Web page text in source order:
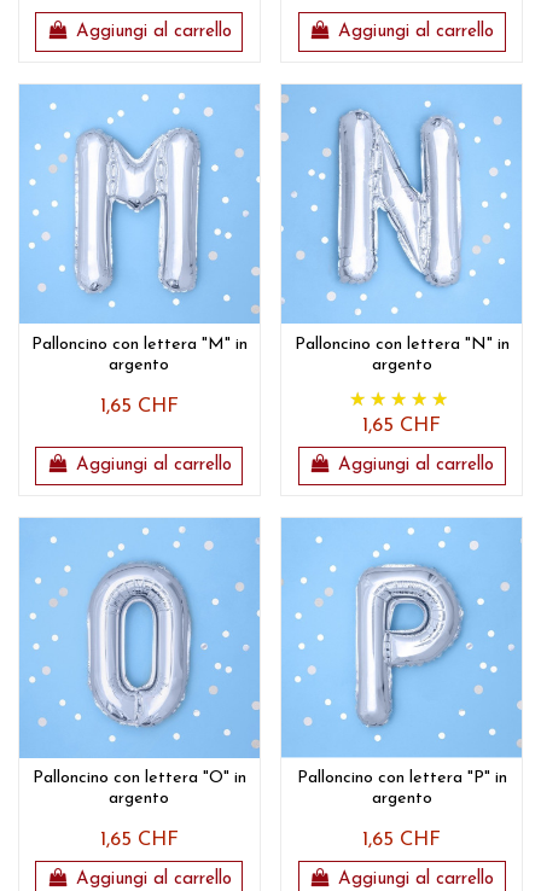
Aggiungi al carrello Aggiungi al carrello
Palloncino con lettera "M" in
argento
1,65 CHF
Aggiungi al carrello
Palloncino con lettera "N" in
argento
1,65 CHF
Aggiungi al carrello
Palloncino con lettera "O" in
argento
1,65 CHF
Aggiungi al carrello
Palloncino con lettera "P" in
argento
1,65 CHF
Aggiungi al carrello